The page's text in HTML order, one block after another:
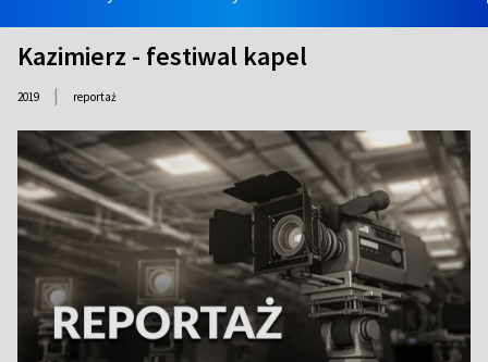
Kazimierz - festiwal kapel
2019 | reportaż